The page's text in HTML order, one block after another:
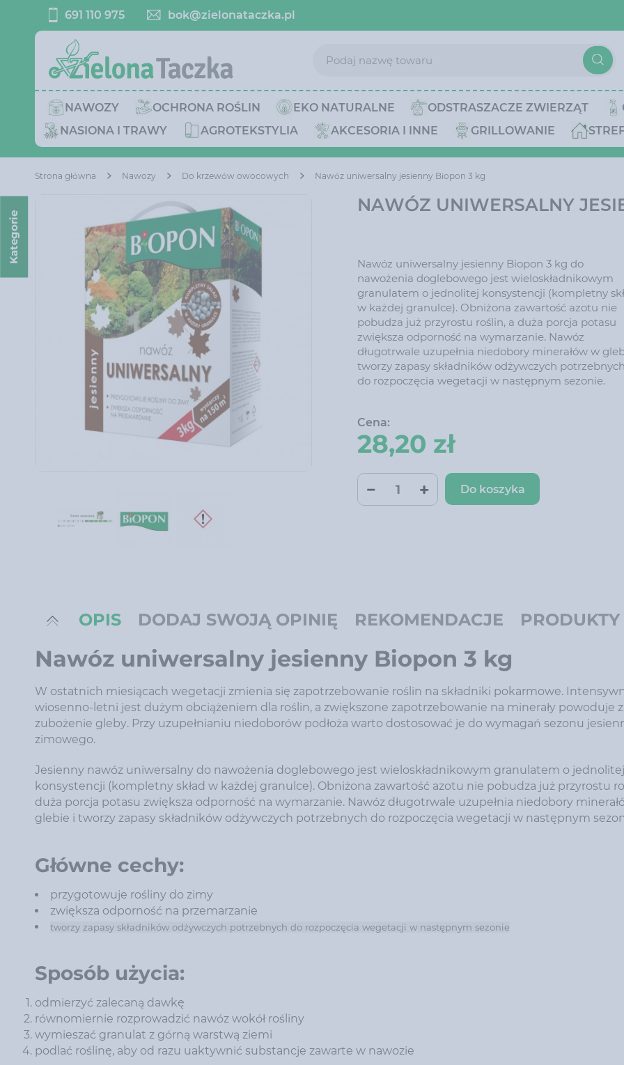
691 110 975 bok@zielonataczka.pl
NAWOZY OCHRONA ROŚLIN EKO NATURALNE ODSTRASZACZE ZWIERZĄT
NASIONA I TRAWY
AGROTEKSTYLIA AKCESORIA I INNE GRILLOWANIE
Strona główna Nawozy Do krzewów owocowych Nawóz uniwersalny jesienny Biopon 3 kg
Kategorie
NAWÓZ UNIWERSALNY
Nawóz uniwersalny jesienny Biopon 3 kg do
nawożenia doglebowego jest wieloskładnikowym
granulatem o jednolitej konsystencji (kompletny
w każdej granulce). Obniżona zawartość azotu nie
pobudza już przyrostu roślin, a duża porcja potasu
zwiększa odporność na wymarzanie. Nawóz
długotrwale uzupełnia niedobory minerałów w
tworzy zapasy składników odżywczych potrzebnych
do rozpoczęcia wegetacji w następnym sezonie.
Cena:
28,20 zł
Do koszyka
OPIS DODAJ SWOJĄ OPINIĘ REKOMENDACJE
Nawóz uniwersalny jesienny Biopon 3 kg
W ostatnich miesiącach wegetacji zmienia się zapotrzebowanie roślin na składniki pokarmowe.
wiosenno-letni jest dużym obciążeniem dla roślin, a zwiększone zapotrzebowanie na minerały powoduje
zubożenie gleby. Przy uzupełnianiu niedoborów podłoża warto dostosować je do wymagań sezonu
zimowego.
Jesienny nawóz uniwersalny do nawożenia doglebowego jest wieloskładnikowym granulatem o jednolitej
konsystencji (kompletny skład w każdej granulce). Obniżona zawartość azotu nie pobudza już przyrostu
duża porcja potasu zwiększa odporność na wymarzanie. Nawóz długotrwale uzupełnia niedobory
glebie i tworzy zapasy składników odżywczych potrzebnych do rozpoczęcia wegetacji w następnym
Główne cechy:
przygotowuje rośliny do zimy
zwiększa odporność na przemarzanie
tworzy zapasy składników odżywczych potrzebnych do rozpoczęcia wegetacji w następnym sezonie
Sposób użycia:
odmierzyć zalecaną dawkę
równomiernie rozprowadzić nawóz wokół rośliny
wymieszać granulat z górną warstwą ziemi
podlać roślinę, aby od razu uaktywnić substancje zawarte w nawozie